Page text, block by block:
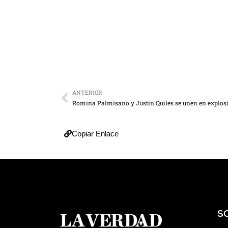
ANTERIOR
Copiar Enlace